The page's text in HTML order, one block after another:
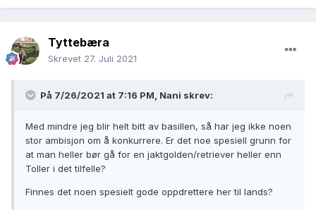
Tyttebæra
Skrevet 27. Juli 2021
På 7/26/2021 at 7:16 PM, Nani skrev:
Med mindre jeg blir helt bitt av basillen, så har jeg ikke noen
stor ambisjon om å konkurrere. Er det noe spesiell grunn for
at man heller bør gå for en jaktgolden/retriever heller enn
Toller i det tilfelle?
Finnes det noen spesielt gode oppdrettere her til lands?